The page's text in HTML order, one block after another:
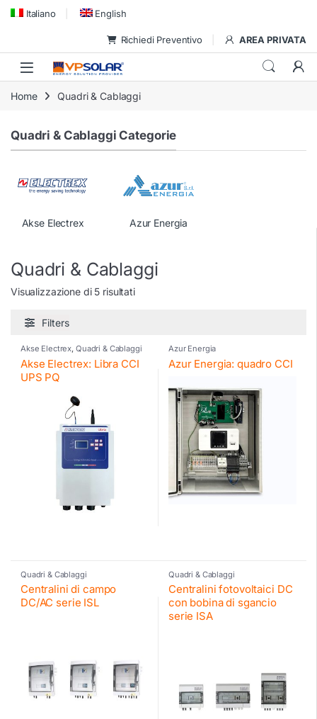
Skip to navigation
Skip to content
Italiano English
Richiedi Preventivo AREA PRIVATA
Home Quadri & Cablaggi
Quadri & Cablaggi Categorie
Akse Electrex Azur Energia
Quadri & Cablaggi
Visualizzazione di 5 risultati
Filters
Akse Electrex, Quadri & Cablaggi
Akse Electrex: Libra CCI
UPS PQ
Azur Energia
Azur Energia: quadro CCI
Quadri & Cablaggi
Centralini di campo
DC/AC serie ISL
Quadri & Cablaggi
Centralini fotovoltaici DC
con bobina di sgancio
serie ISA